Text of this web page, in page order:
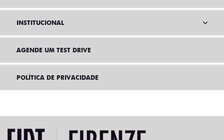
INSTITUCIONAL
AGENDE UM TEST DRIVE
POLÍTICA DE PRIVACIDADE